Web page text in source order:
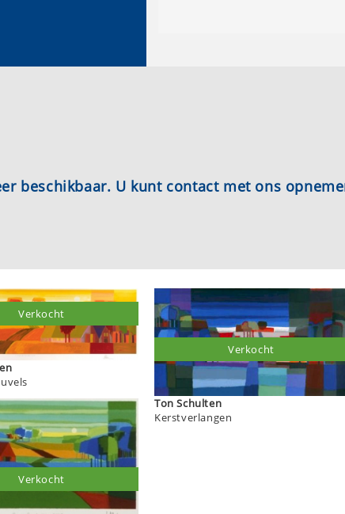
beschikbaar. U kunt contact met ons
Verkocht
Verkocht
Ton Schulten
Kerstverlangen
Verkocht